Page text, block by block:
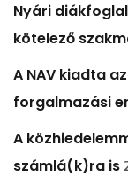
Nyári
kötelező
A NAV kiadta
forgalmazási
A
számlá(k)ra is